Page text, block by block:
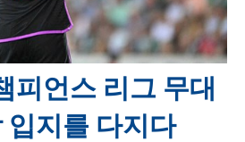
피언스 리그 무대
입지를 다지다